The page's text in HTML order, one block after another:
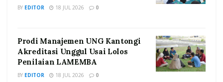
BY EDITOR 18 JUL 2026 0
Prodi Manajemen UNG Kantongi
Akreditasi Unggul Usai Lolos
Penilaian LAMEMBA
BY EDITOR 18 JUL 2026 0